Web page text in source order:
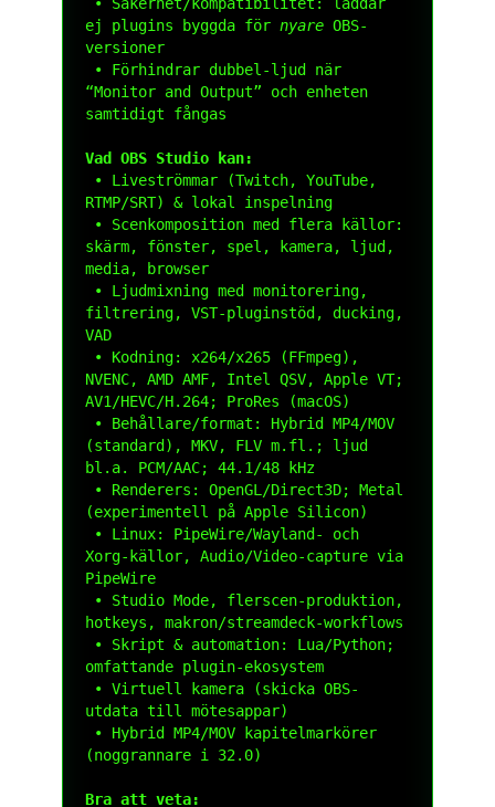
ej plugins byggda för nyare OBS-
versioner
“Monitor and Output” och enheten
samtidigt fångas
Vad OBS Studio kan:
RTMP/SRT) & lokal inspelning
skärm, fönster, spel, kamera, ljud,
media, browser
filtrering, VST-pluginstöd, ducking,
VAD
NVENC, AMD AMF, Intel QSV, Apple VT;
AV1/HEVC/H.264; ProRes (macOS)
(standard), MKV, FLV m.fl.; ljud
bl.a. PCM/AAC; 44.1/48 kHz
(experimentell på Apple Silicon)
Xorg-källor, Audio/Video-capture via
PipeWire
hotkeys, makron/streamdeck-workflows
omfattande plugin-ekosystem
utdata till mötesappar)
(noggrannare i 32.0)
Bra att veta: